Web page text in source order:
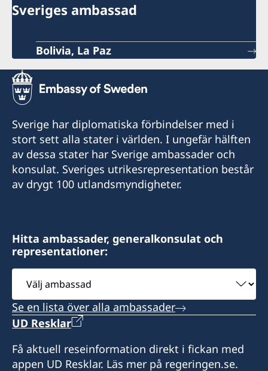
Sveriges ambassad
Bolivia, La Paz
Sverige har diplomatiska förbindelser med i
stort sett alla stater i världen. I ungefär hälften
av dessa stater har Sverige ambassader och
konsulat. Sveriges utrikesrepresentation består
av drygt 100 utlandsmyndigheter.
Hitta ambassader, generalkonsulat och
representationer:
Välj
ambassad
Se en lista över alla ambassader
UD Resklar
Få aktuell reseinformation direkt i fickan med
appen UD Resklar. Läs mer på regeringen.se.